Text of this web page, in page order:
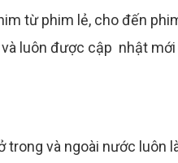
từ phim lẻ, cho đến
và luôn được cập nhật
trong và ngoài nước